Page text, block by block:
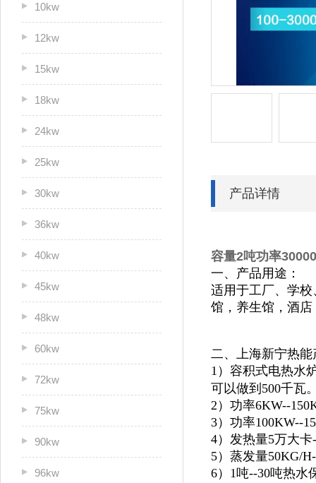
10kw
12kw
15kw
18kw
24kw
25kw
30kw
36kw
40kw
45kw
48kw
60kw
72kw
75kw
90kw
96kw
产品详情
容量2吨功率
一、产品用途：
适用于工厂、学
馆， 养生馆，酒
二、上海新宁热
1）容积式电热水
可以做到500千瓦
2）功率6KW--
3）功率100KW--
4）发热量5万大
5）蒸发量50KG/
6）1吨--30吨热水